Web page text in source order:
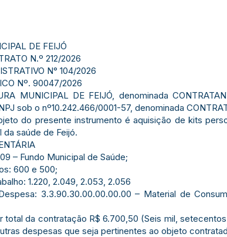
DE FEIJÓ
N.º 212/2026
N° 104/2026
Nº. 90047/2026
MUNICIPAL DE FEIJÓ, denominada
sob o nº10.242.466/0001-57, denominada
do presente instrumento é aquisição de kits
saúde de Feijó.
– Fundo Municipal de Saúde;
600 e 500;
1.220, 2.049, 2.053, 2.056
3.3.90.30.00.00.00.00 – Material de
total da contratação R$ 6.700,50 (Seis mil,
despesas que seja pertinentes ao objeto